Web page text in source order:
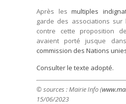
Après lesmultiples
garde des associations
contre cette proposition
avaient porté jusque
commission des Nations
Consulter le texte adopté.
© sources : Mairie Info (
15/06/2023